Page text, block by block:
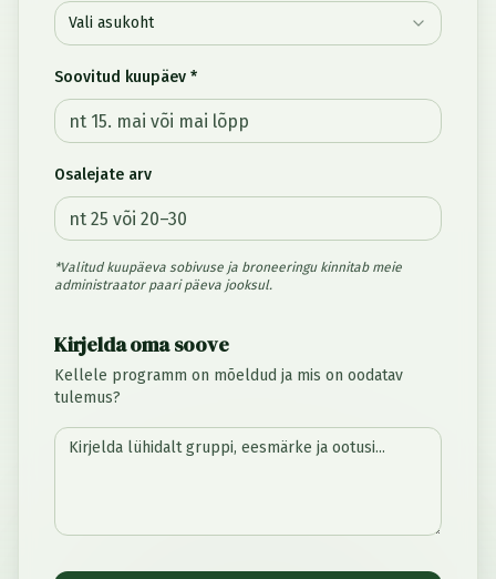
Vali asukoht
Soovitud kuupäev *
Osalejate arv
*Valitud kuupäeva sobivuse ja broneeringu kinnitab meie
administraator paari päeva jooksul.
Kirjelda oma soove
Kellele programm on mõeldud ja mis on oodatav
tulemus?